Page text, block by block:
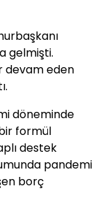
gelmişti.
devam eden
döneminde
formül
destek
pandemi
borç